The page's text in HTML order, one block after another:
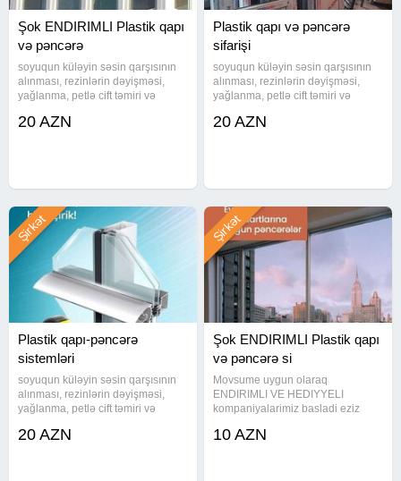
Şok ENDIRIMLI Plastik qapı
və pəncərə
soyuqun küləyin səsin qarşısının
alınması, rezinlərin dəyişməsi,
yağlanma, petlə cift təmiri və
işləri yüksəs keyfiyyət sərfəli
20 AZN
Plastik qapı və pəncərə
sifarişi
soyuqun küləyin səsin qarşısının
alınması, rezinlərin dəyişməsi,
yağlanma, petlə cift təmiri və
işləri yüksəs keyfiyyət sərfəli
20 AZN
Plastik qapı-pəncərə
sistemləri
soyuqun küləyin səsin qarşısının
alınması, rezinlərin dəyişməsi,
yağlanma, petlə cift təmiri və
işləri yüksəs keyfiyyət sərfəli
Şirkət
20 AZN
Şok ENDIRIMLI Plastik qapı
və pəncərə si
Movsume uygun olaraq
ENDIRIMLI VE HEDIYYELI
kompaniyalarimiz basladi eziz
3 polka hediyye 4 Pencere serkasi
Şirkət
10 AZN